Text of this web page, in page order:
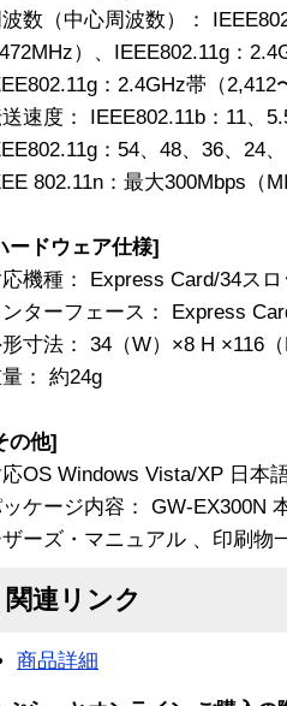
波数（中心周波数）：
）、IEEE802.11g：
：2.4GHz帯（2,412
速度： IEEE802.11b：11、
：54、48、36、24
802.11n：最大300Mbps（
ードウェア仕様]
機種： Express Card/34ス
ターフェース： Express
寸法： 34（W）×8 H ×116
： 約24g
の他]
OS Windows Vista/XP 日本
ケージ内容： GW-EX300N
ーズ・マニュアル 、印刷物
関連リンク
商品詳細